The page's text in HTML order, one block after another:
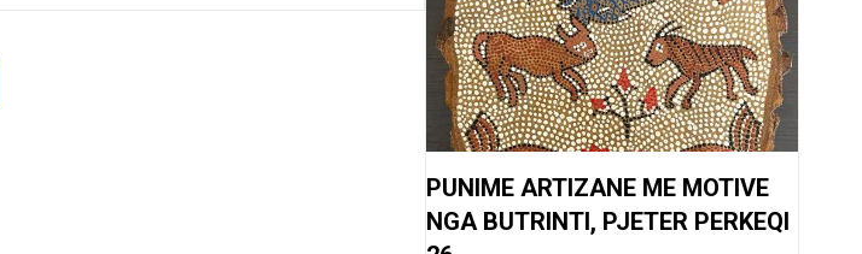
PUNIME ARTIZANE ME MOTIVE
NGA BUTRINTI, PJETER PERKEQI